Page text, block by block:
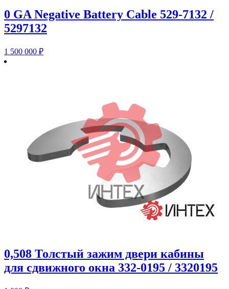
0 GA Negative Battery Cable 529-7132 /
5297132
1 500 000 ₽
0,508 Толстый зажим двери кабины
для сдвижного окна 332-0195 / 3320195